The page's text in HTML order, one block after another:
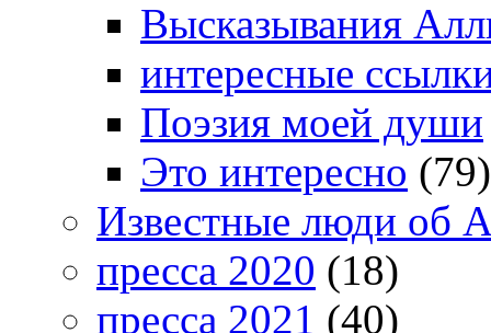
Высказывания
интересные
Поэзия моей души
Это интересно (79)
Известные люди об
пресса 2020 (18)
пресса 2021 (40)